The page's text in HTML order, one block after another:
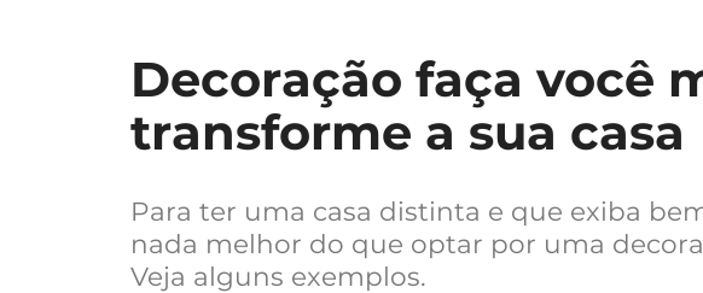
Decoração faça você
transforme a sua casa
Para ter uma casa distinta e que exiba
nada melhor do que optar por uma
Veja alguns exemplos.